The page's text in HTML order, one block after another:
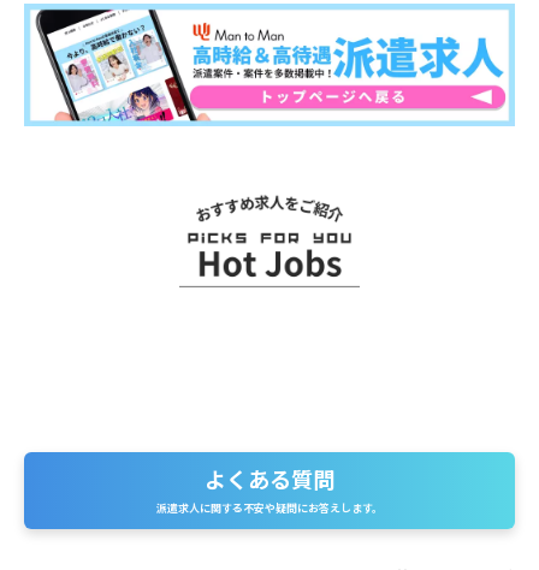
よくある質問
派遣求人に関する不安や疑問にお答えします。